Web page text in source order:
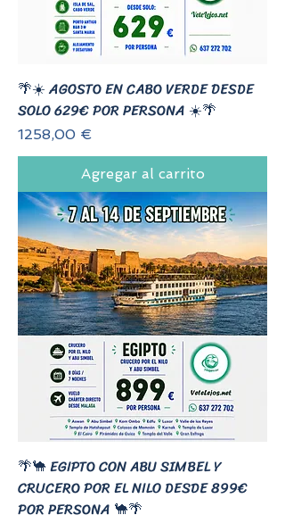
🌴☀️ AGOSTO EN CABO VERDE DESDE
SOLO 629€ POR PERSONA ☀️🌴
Precio
1258,00 €
Agregar al carrito
🌴🐪 EGIPTO CON ABU SIMBEL Y
CRUCERO POR EL NILO DESDE 899€
POR PERSONA 🐪🌴